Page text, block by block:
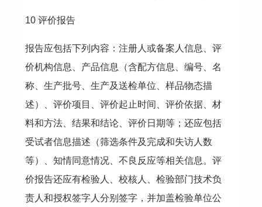
10 评价报告
报告应包括下列内容：注册人或备案人信息、评
价机构信息、产品信息（含配方信息、编号、名
称、生产批号、生产及送检单位、样品物态描
述）、评价项目、评价起止时间、评价依据、材
料和方法、结果和结论、评价日期等；还应包括
受试者信息描述（筛选条件及完成和失访人数
等）、知情同意情况、不良反应等相关信息。评
价报告还应有检验人、校核人、检验部门技术负
责人和授权签字人分别签字，并加盖检验单位公